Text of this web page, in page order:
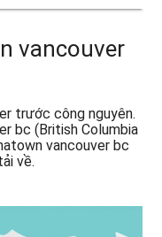
vancouver
trước công nguyên.
bc (British Columbia
vancouver bc
về.